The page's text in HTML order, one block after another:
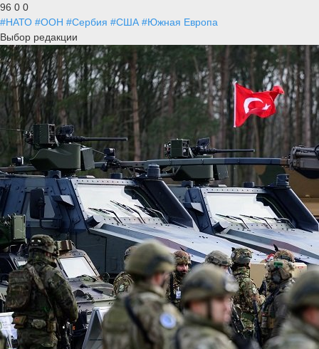
96 0 0
#НАТО #ООН #Сербия #США #Южная Европа
Выбор редакции